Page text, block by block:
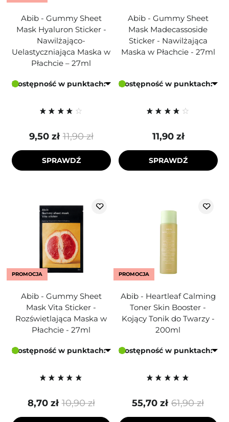
Abib - Gummy Sheet
Mask Hyaluron Sticker -
Nawilżająco-
Uelastyczniająca Maska w
Płachcie – 27ml
Dostępność w punktach:
11,90 zł
9,50 zł
SPRAWDŹ
Abib - Gummy Sheet
Mask Madecassoside
Sticker - Nawilżająca
Maska w Płachcie - 27ml
Dostępność w punktach:
11,90 zł
SPRAWDŹ
PROMOCJA
Abib - Gummy Sheet
Mask Vita Sticker -
Rozświetlająca Maska w
Płachcie - 27ml
Dostępność w punktach:
10,90 zł
8,70 zł
PROMOCJA
Abib - Heartleaf Calming
Toner Skin Booster -
Kojący Tonik do Twarzy -
200ml
Dostępność w punktach:
61,90 zł
55,70 zł